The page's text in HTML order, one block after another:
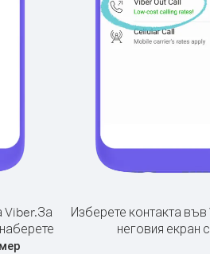
Viber.За
Изберете контакта
неговия екран